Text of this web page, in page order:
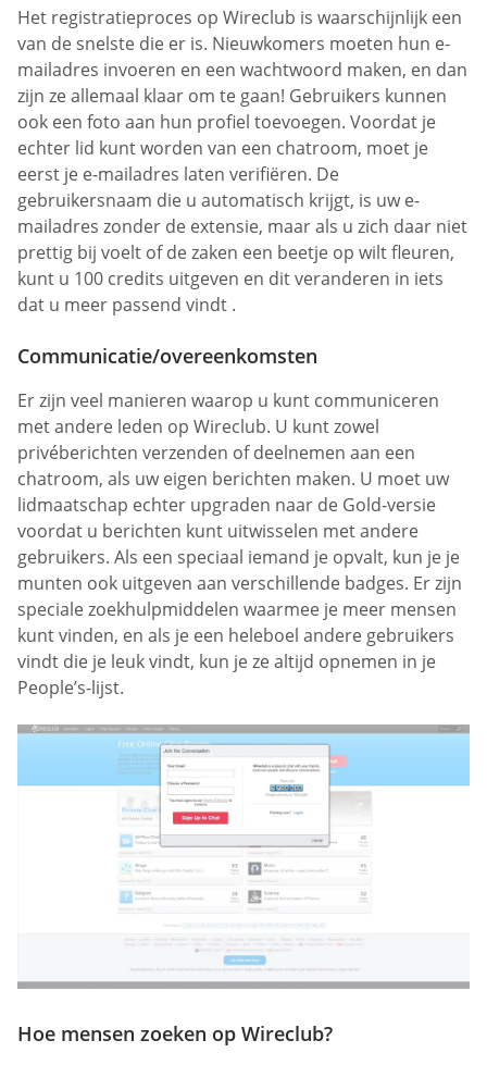
Het registratieproces op Wireclub is waarschijnlijk een
van de snelste die er is. Nieuwkomers moeten hun e-
mailadres invoeren en een wachtwoord maken, en dan
zijn ze allemaal klaar om te gaan! Gebruikers kunnen
ook een foto aan hun profiel toevoegen. Voordat je
echter lid kunt worden van een chatroom, moet je
eerst je e-mailadres laten verifiëren. De
gebruikersnaam die u automatisch krijgt, is uw e-
mailadres zonder de extensie, maar als u zich daar niet
prettig bij voelt of de zaken een beetje op wilt fleuren,
kunt u 100 credits uitgeven en dit veranderen in iets
dat u meer passend vindt .
Communicatie/overeenkomsten
Er zijn veel manieren waarop u kunt communiceren
met andere leden op Wireclub. U kunt zowel
privéberichten verzenden of deelnemen aan een
chatroom, als uw eigen berichten maken. U moet uw
lidmaatschap echter upgraden naar de Gold-versie
voordat u berichten kunt uitwisselen met andere
gebruikers. Als een speciaal iemand je opvalt, kun je je
munten ook uitgeven aan verschillende badges. Er zijn
speciale zoekhulpmiddelen waarmee je meer mensen
kunt vinden, en als je een heleboel andere gebruikers
vindt die je leuk vindt, kun je ze altijd opnemen in je
People’s-lijst.
Hoe mensen zoeken op Wireclub?